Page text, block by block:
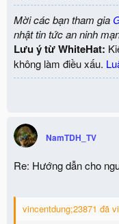
Mời các bạn tham gia
nhật tin tức an ninh
Lưu ý từ WhiteHat:
không làm điều xấu.
NamTDH_TV
Re: Hướng dẫn cho
vincentdung;23871 đã